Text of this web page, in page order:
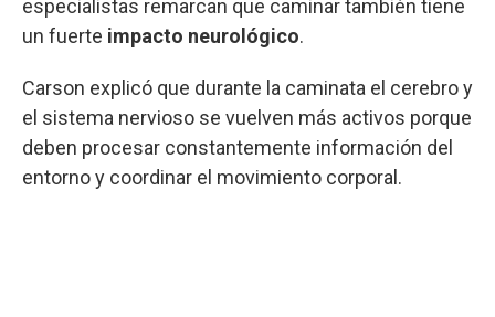
especialistas remarcan que caminar también tiene
un fuerte impacto neurológico.
Carson explicó que durante la caminata el cerebro y
el sistema nervioso se vuelven más activos porque
deben procesar constantemente información del
entorno y coordinar el movimiento corporal.